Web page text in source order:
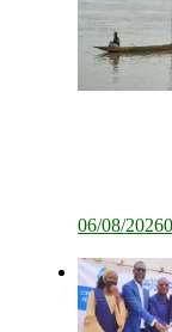
06/08/2026